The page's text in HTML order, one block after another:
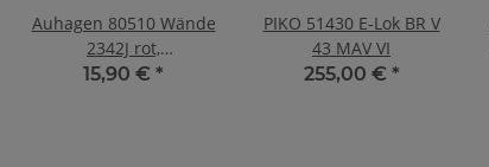
Auhagen 80510 Wände
2342J rot,
Industriefenster E
15,90 € *
PIKO 51430 E-Lok BR V
43 MAV VI
255,00 € *